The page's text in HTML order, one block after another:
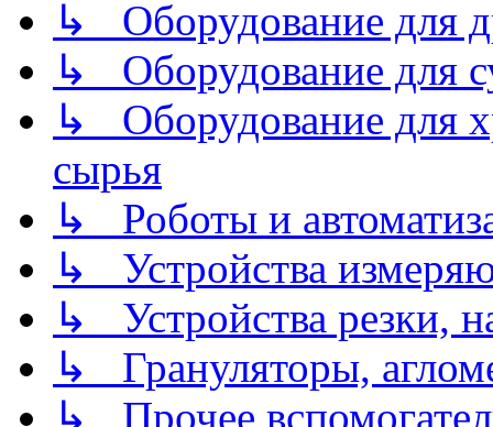
↳ Оборудование для
↳ Оборудование для
↳ Оборудование для
сырья
↳ Роботы и
↳ Устройства
↳ Устройства резки,
↳ Грануляторы,
↳ Прочее